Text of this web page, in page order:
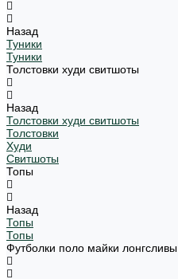
Назад
Туники
Туники
Толстовки худи свитшоты
Назад
Толстовки худи свитшоты
Толстовки
Худи
Свитшоты
Топы
Назад
Топы
Топы
Футболки поло майки лонгсливы